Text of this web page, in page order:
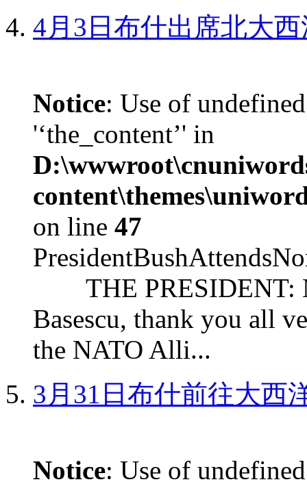
4月3日布什出席北大
Notice: Use of
'‘the_content’' in
on line 47
THE PRESIDENT:
Basescu, thank you all
the NATO Alli...
3月31日布什前往大西
Notice: Use of